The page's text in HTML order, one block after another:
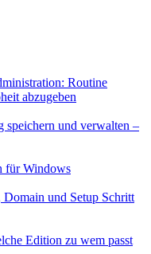
Routine
abzugeben
speichern und verwalten –
für Windows
Domain und Setup Schritt
Edition zu wem passt